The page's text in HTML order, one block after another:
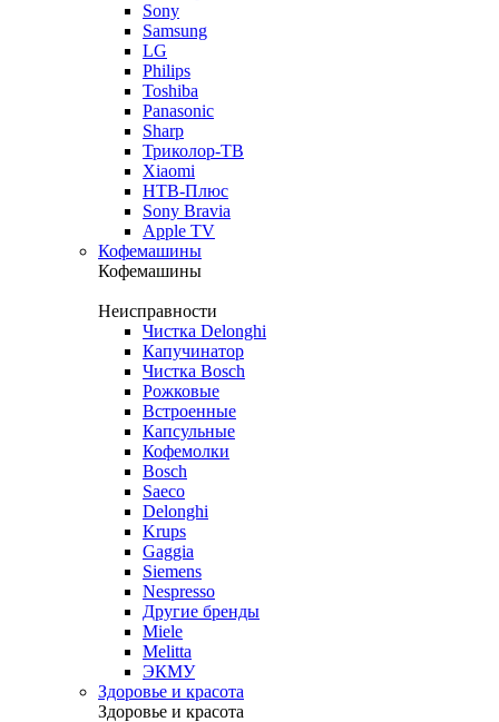
Sony
Samsung
LG
Philips
Toshiba
Panasonic
Sharp
Триколор-ТВ
Xiaomi
НТВ-Плюс
Sony Bravia
Apple TV
Кофемашины
Кофемашины
Неисправности
Чистка Delonghi
Капучинатор
Чистка Bosch
Рожковые
Встроенные
Капсульные
Кофемолки
Bosch
Saeco
Delonghi
Krups
Gaggia
Siemens
Nespresso
Другие бренды
Miele
Melitta
ЭКМУ
Здоровье и красота
Здоровье и красота